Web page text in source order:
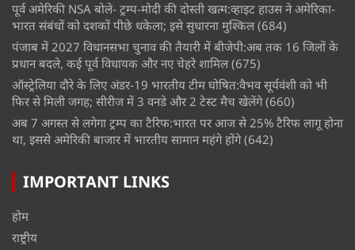
पूर्व अमेरिकी NSA बोले- ट्रम्प-मोदी की दोस्ती खत्म:व्हाइट हाउस ने अमेरिका-
भारत संबंधों को दशकों पीछे धकेला; इसे सुधारना मुश्किल (684)
पंजाब में 2027 विधानसभा चुनाव की तैयारी में बीजेपी:अब तक 16 जिलों के
प्रधान बदले, कई पूर्व विधायक और नए चेहरे शामिल (675)
ऑस्ट्रेलिया दौरे के लिए अंडर-19 भारतीय टीम घोषित:वैभव सूर्यवंशी को भी
फिर से मिली जगह; सीरीज में 3 वनडे और 2 टेस्ट मैच खेलेंगे (660)
अब 7 अगस्त से लगेगा ट्रम्प का टैरिफ:भारत पर आज से 25% टैरिफ लागू होना
था, इससे अमेरिकी बाजार में भारतीय सामान महंगे होंगे (642)
IMPORTANT LINKS
होम
राष्ट्रीय